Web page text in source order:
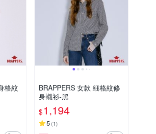
格紋
BRAPPERS 女款 細格紋修
身襯衫-黑
$1,194
5 (1)